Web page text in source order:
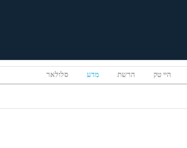
היי טק הרשת מדע סלולאר